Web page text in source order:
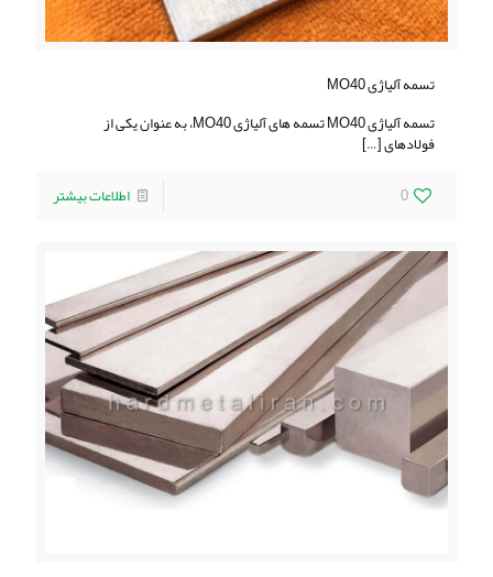
تسمه آلیاژی MO40
تسمه آلیاژی MO40 تسمه‌ های آلیاژی MO40، به عنوان یکی از
فولادهای[…]
0
اطلاعات بیشتر